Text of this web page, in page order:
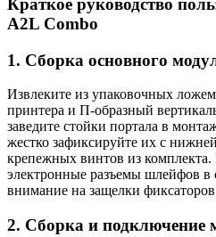
Краткое руководство
A2L Combo
1. Сборка основного
Извлеките из упаковочных
принтера и П-образный
заведите стойки портала в
жестко зафиксируйте их с
крепежных винтов из
электронные разъемы шлейфов
внимание на защелки
2. Сборка и подключение